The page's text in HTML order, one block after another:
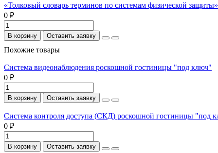
«Толковый словарь терминов по системам физической
0 ₽
В корзину Оставить заявку
Похожие товары
Система видеонаблюдения роскошной гостиницы "под ключ"
0 ₽
В корзину Оставить заявку
Система контроля доступа (СКД) роскошной гостиницы "под
0 ₽
В корзину Оставить заявку